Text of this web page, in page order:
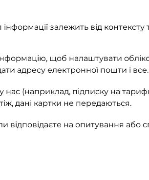
залежить від контексту
щоб налаштувати
адресу електронної пошти і все.
нас (наприклад, підписку на
дані картки не передаються.
на опитування або